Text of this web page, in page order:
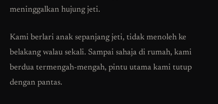
meninggalkan hujung jeti.
Kami berlari anak sepanjang jeti, tidak menoleh ke
belakang walau sekali. Sampai sahaja di rumah, kami
berdua termengah-mengah, pintu utama kami tutup
dengan pantas.